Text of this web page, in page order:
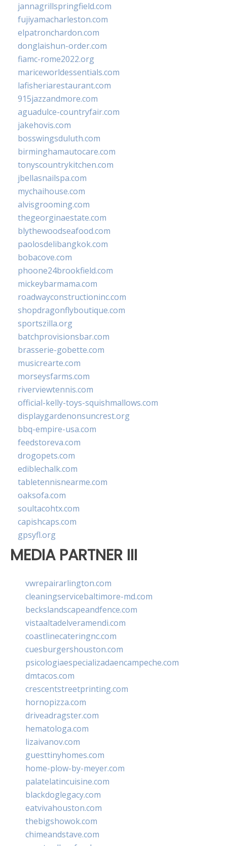
jannagrillspringfield.com
fujiyamacharleston.com
elpatronchardon.com
donglaishun-order.com
fiamc-rome2022.org
mariceworldessentials.com
lafisheriarestaurant.com
915jazzandmore.com
aguadulce-countryfair.com
jakehovis.com
bosswingsduluth.com
birminghamautocare.com
tonyscountrykitchen.com
jbellasnailspa.com
mychaihouse.com
alvisgrooming.com
thegeorginaestate.com
blythewoodseafood.com
paolosdelibangkok.com
bobacove.com
phoone24brookfield.com
mickeybarmama.com
roadwayconstructioninc.com
shopdragonflyboutique.com
sportszilla.org
batchprovisionsbar.com
brasserie-gobette.com
musicrearte.com
morseysfarms.com
riverviewtennis.com
official-kelly-toys-squishmallows.com
displaygardenonsuncrest.org
bbq-empire-usa.com
feedstoreva.com
drogopets.com
ediblechalk.com
tabletennisnearme.com
oaksofa.com
soultacohtx.com
capishcaps.com
gpsyfl.org
MEDIA PARTNER III
vwrepairarlington.com
cleaningservicebaltimore-md.com
beckslandscapeandfence.com
vistaaltadelveramendi.com
coastlinecateringnc.com
cuesburgershouston.com
psicologiaespecializadaencampeche.com
dmtacos.com
crescentstreetprinting.com
hornopizza.com
driveadragster.com
hematologa.com
lizaivanov.com
guesttinyhomes.com
home-plow-by-meyer.com
palatelatincuisine.com
blackdoglegacy.com
eatvivahouston.com
thebigshowok.com
chimeandstave.com